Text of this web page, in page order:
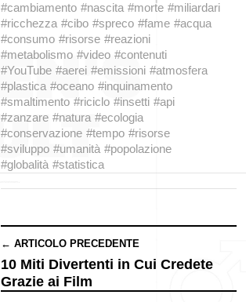
#cambiamento #nascita #morte #miliardari
#ricchezza #cibo #spreco #fame #acqua
#consumo #risorse #reazioni
#metabolismo #video #contenuti
#YouTube #aerei #emissioni #atmosfera
#plastica #oceano #inquinamento
#smaltimento #riciclo #insetti #api
#zanzare #natura #ecologia
#conservazione #tempo #risorse
#sviluppo #umanità #popolazione
#globalità #statistica
← ARTICOLO PRECEDENTE
10 Miti Divertenti in Cui Credete
Grazie ai Film